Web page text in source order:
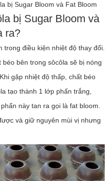
bị Sugar Bloom và Fat Bloom
bị Sugar Bloom và
ra?
trong điều kiện nhiệt độ thay đổi.
bên trong sôcôla sẽ bị nóng
gặp nhiệt độ thấp, chất béo
tạo thành 1 lớp phấn trắng,
này tan ra gọi là fat bloom.
và giữ nguyên mùi vị nhưng